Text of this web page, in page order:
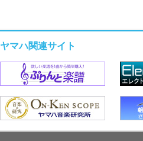
ヤマハ関連サイト